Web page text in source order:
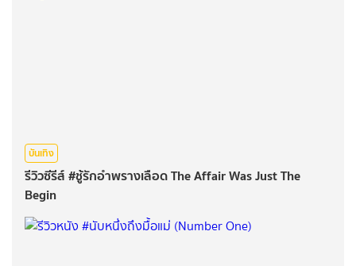
บันเทิง
รีวิวซีรีส์ #ชู้รักอำพรางเลือด The Affair Was Just The
Begin